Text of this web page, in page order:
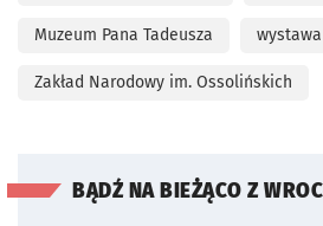
Muzeum Pana Tadeusza wystawa
Zakład Narodowy im. Ossolińskich
BĄDŹ NA BIEŻĄCO Z